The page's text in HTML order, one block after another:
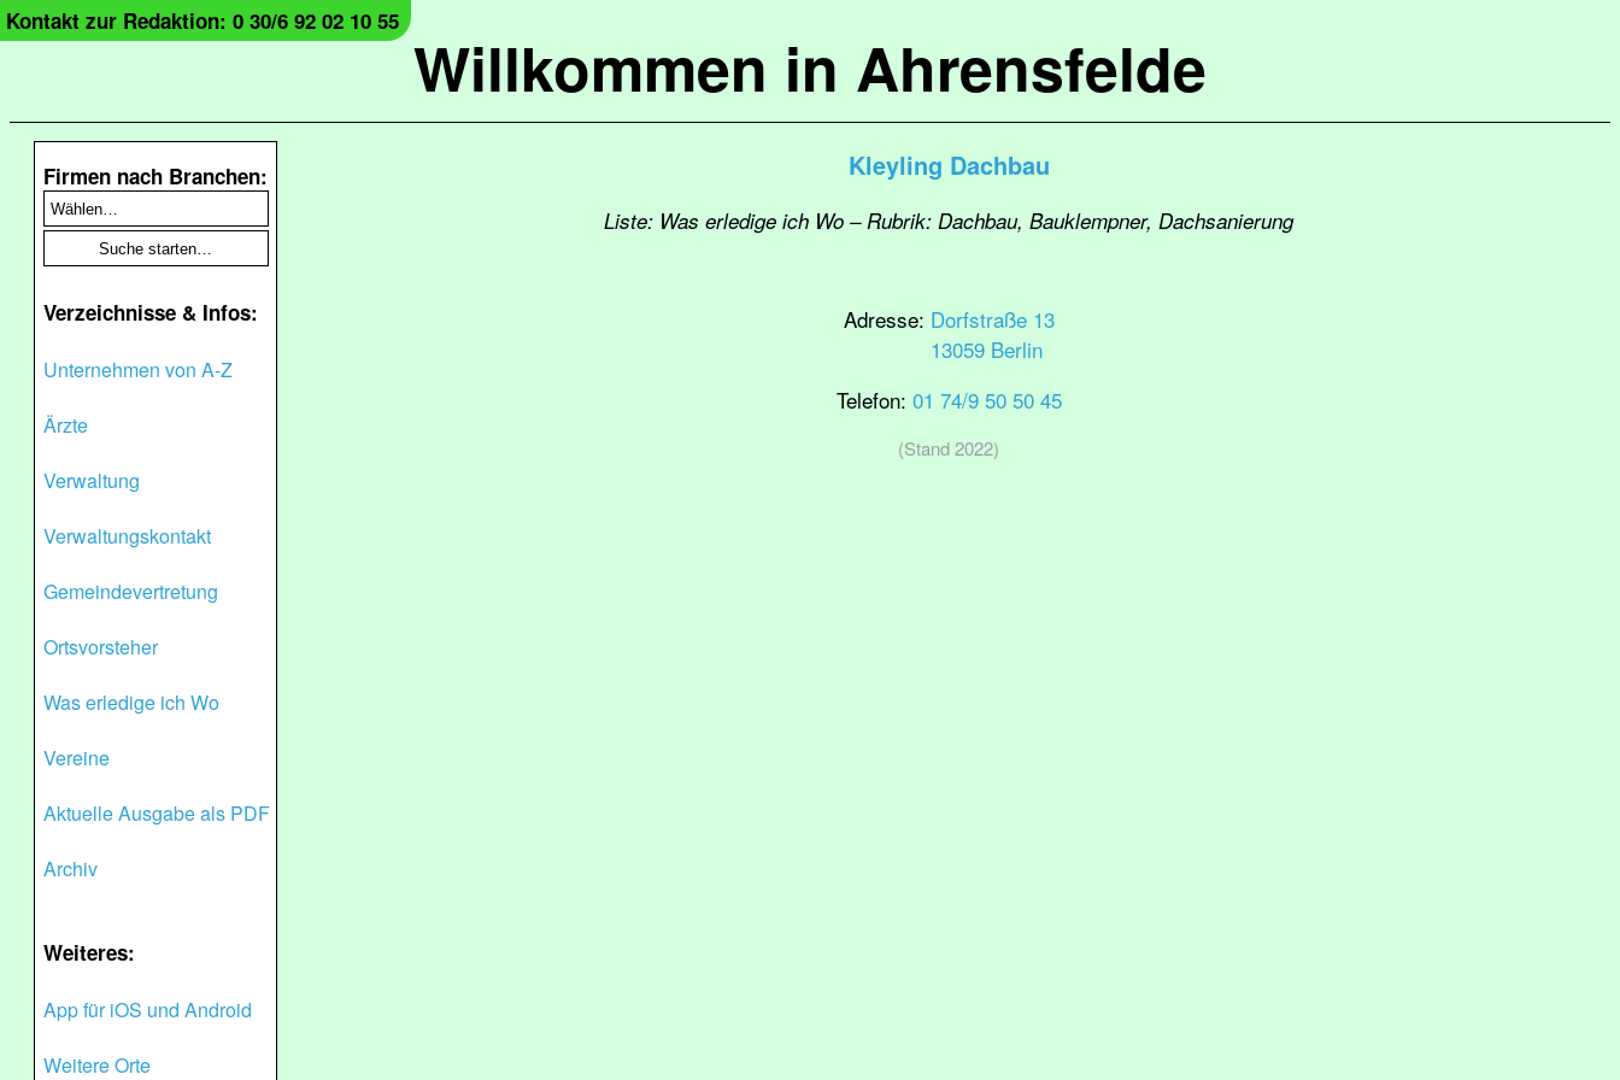
Willkommen in Ahrensfelde
Kontakt zur Redaktion: 0 30/6 92 02 10 55
Firmen nach Branchen:
Verzeichnisse & Infos:
Unternehmen von A-Z
Ärzte
Verwaltung
Verwaltungskontakt
Gemeindevertretung
Ortsvorsteher
Was erledige ich Wo
Vereine
Aktuelle Ausgabe als PDF
Archiv
Weiteres:
App für iOS und Android
Weitere Orte
Kleyling Dachbau
Liste: Was erledige ich Wo – Rubrik: Dachbau, Bauklempner, Dachsanierung
Adresse: Dorfstraße 13
13059 Berlin
Telefon: 01 74/9 50 50 45
(Stand 2022)